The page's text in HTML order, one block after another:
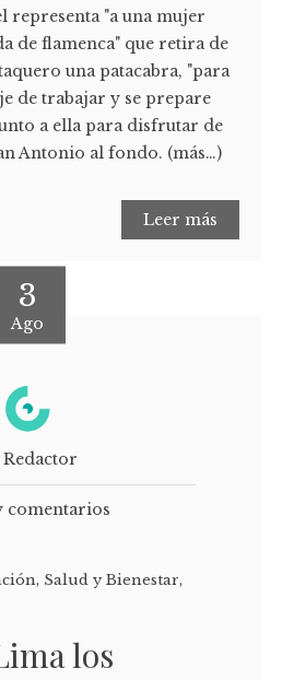
representa "a una mujer
de flamenca" que retira de
una patacabra, "para
de trabajar y se prepare
a ella para disfrutar de
Antonio al fondo. (más…)
Leer más
3
Ago
Redactor
comentarios
, Salud y Bienestar,
los